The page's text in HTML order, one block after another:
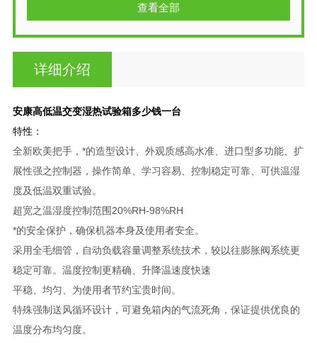
查看全部
详细介绍
安康高低温交变湿热试验箱多少钱一台
特性：
全新欧美把手，*的造型设计、外观质感高水准、进口型多功能、扩
展性强之控制器，操作简单、学习容易、控制稳定可靠、可供温湿
度及低温双重试验。
超宽之温湿度控制范围20%RH-98%RH
*的安全保护，确保机器本身及使用者安全。
采用全毛细管，自动负载容量调整系统技术，较以往膨胀阀系统更
稳定可靠。温度控制更精确、升降温速度快速
平稳、均匀、为使用者节约宝贵时间。
特殊强制送风循环设计，可避免箱内的气流死角，保证提供优良的
温度分布均匀度。